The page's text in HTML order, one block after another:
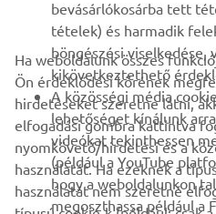
Legyél az elsők között, aki a
eseményekről, újdonságokról stb.
Olvassa el Adatvédelmi
kezeljük személyes adatait:
bevásárlókosárba tett
tételek) és harmadik
böngészési viselkedése,
kikövetkeztethető
A közösségi média
lehetőséget kínálunk
videókat tekinthessen
(például a YouTube
hogy a weboldalunkon
megoszthassa például a
Ha weboldalunk összes
Ön érdeklődési körének
hirdetéseket szeretne látni,
elfogadási gombra kattintva
nyomkövető/hirdetési és a
használatát. Ha ezeknek a
használatát nem szeretné